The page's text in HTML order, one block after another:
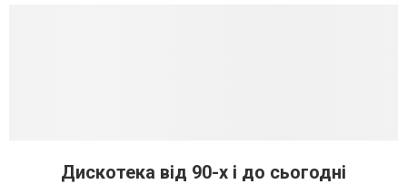
Дискотека від 90-х і до сьогодні